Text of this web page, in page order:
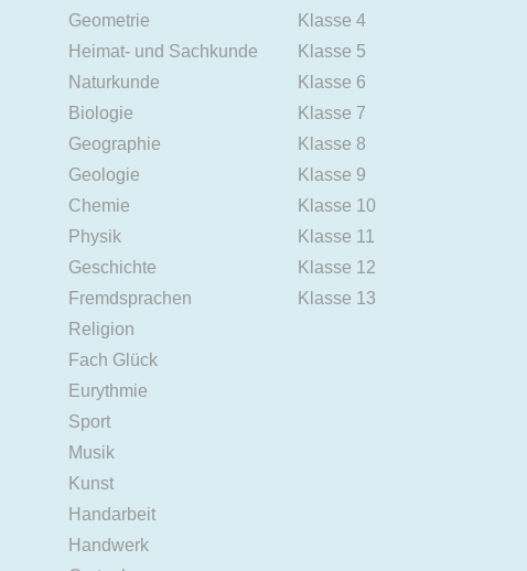
Geometrie
Heimat- und Sachkunde
Naturkunde
Biologie
Geographie
Geologie
Chemie
Physik
Geschichte
Fremdsprachen
Religion
Fach Glück
Eurythmie
Sport
Musik
Kunst
Handarbeit
Handwerk
Klasse 4
Klasse 5
Klasse 6
Klasse 7
Klasse 8
Klasse 9
Klasse 10
Klasse 11
Klasse 12
Klasse 13